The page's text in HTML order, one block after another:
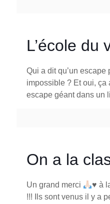
L’école du
Qui a dit qu’un
impossible ? Et oui, ça
escape géant dans un
On a la
Un grand merci ♥️ à
!!! Ils sont venus il y a